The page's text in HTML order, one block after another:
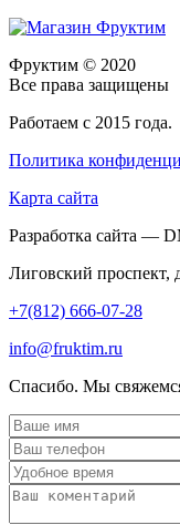
Фруктим © 2020
Все права защищены
Работаем с 2015 года.
Политика
Карта сайта
Разработка сайта —
Лиговский проспект,
+7(812) 666-07-28
info@fruktim.ru
Спасибо. Мы